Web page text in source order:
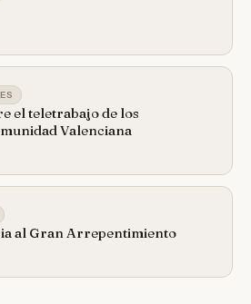
el teletrabajo de los
Valenciana
al Gran Arrepentimiento